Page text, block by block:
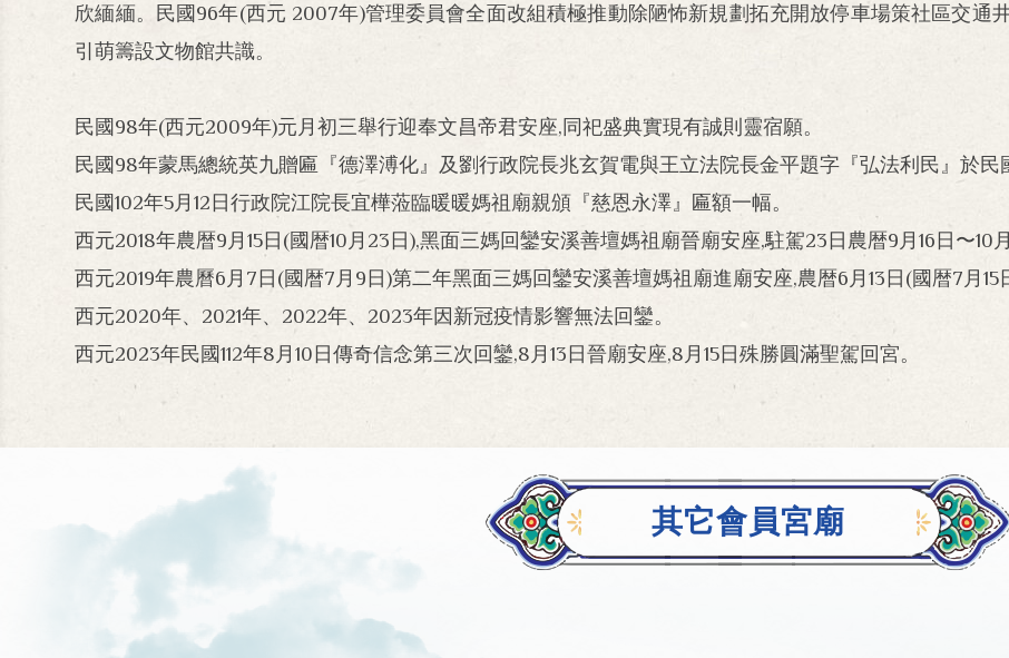
欣緬緬。民國96年(西元 2007年)管理委員會全面改組積極推動除陋怖新規劃拓充開放停車場策社區交通
引萌籌設文物館共識。
民國98年(西元2009年)元月初三舉行迎奉文昌帝君安座,同祀盛典實現有誠則靈宿願。
民國98年蒙馬總統英九贈匾『德澤溥化』及劉行政院長兆玄賀電與王立法院長金平題字『弘法利民』於民
民國102年5月12日行政院江院長宜樺蒞臨暖暖媽祖廟親頒『慈恩永澤』匾額一幅。
西元2018年農暦9月15日(國暦10月23日),黑面三媽回鑾安溪善壇媽祖廟晉廟安座,駐駕23日農暦9月16日〜10
西元2019年農曆6月7日(國暦7月9日)第二年黑面三媽回鑾安溪善壇媽祖廟進廟安座,農暦6月13日(國暦7月15
西元2020年、2021年、2022年、2023年因新冠疫情影響無法回鑾。
西元2023年民國112年8月10日傳奇信念第三次回鑾,8月13日晉廟安座,8月15日殊勝圓滿聖駕回宮。
其它會員宮廟